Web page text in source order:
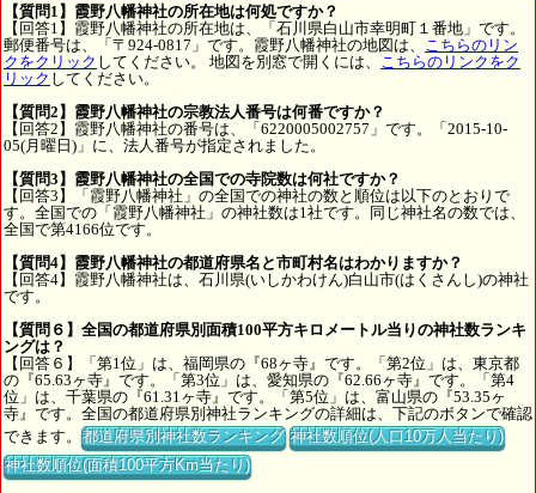
【質問1】霞野八幡神社の所在地は何処ですか？
【回答1】霞野八幡神社の所在地は、「石川県白山市幸明町１番地」です。
郵便番号は、「〒924-0817」です。霞野八幡神社の地図は、
こちらのリン
クをクリック してください。 地図を別窓で開くには、
こちらのリンクをク
リック してください。
【質問2】霞野八幡神社の宗教法人番号は何番ですか？
【回答2】霞野八幡神社の番号は、「6220005002757」です。「2015-10-
05(月曜日)」に、法人番号が指定されました。
【質問3】霞野八幡神社の全国での寺院数は何社ですか？
【回答3】「霞野八幡神社」の全国での神社の数と順位は以下のとおりで
す。全国での「霞野八幡神社」の神社数は1社です。同じ神社名の数では、
全国で第4166位です。
【質問4】霞野八幡神社の都道府県名と市町村名はわかりますか？
【回答4】霞野八幡神社は、石川県(いしかわけん)白山市(はくさんし)の神社
です。
【質問６】全国の都道府県別面積100平方キロメートル当りの神社数ランキ
ングは？
【回答６】「第1位」は、福岡県の『68ヶ寺』です。「第2位」は、東京都
の『65.63ヶ寺』です。「第3位」は、愛知県の『62.66ヶ寺』です。「第4
位」は、千葉県の『61.31ヶ寺』です。「第5位」は、富山県の『53.35ヶ
寺』です。全国の都道府県別神社ランキングの詳細は、下記のボタンで確認
できます。都道府県別神社数ランキング 神社数順位(人口10万人当たり)
神社数順位(面積100平方Km当たり)